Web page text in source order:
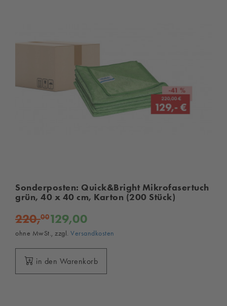
Sonderposten: Quick&Bright Mikrofasertuch
grün, 40 x 40 cm, Karton (200 Stück)
220,00129,00
ohne MwSt., zzgl. Versandkosten
in den Warenkorb